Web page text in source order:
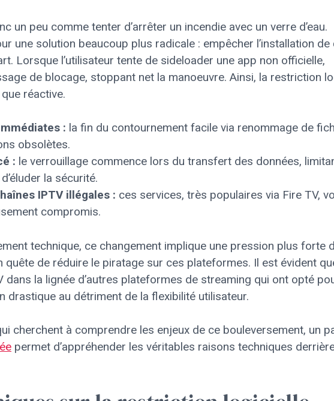
un peu comme tenter d’arrêter un incendie avec un verre d’eau.
une solution beaucoup plus radicale : empêcher l’installation de
Lorsque l’utilisateur tente de sideloader une app non officielle,
de blocage, stoppant net la manoeuvre. Ainsi, la restriction
réactive.
: la fin du contournement facile via renommage de
obsolètes.
: le verrouillage commence lors du transfert des données,
la sécurité.
IPTV illégales : ces services, très populaires via Fire TV,
compromis.
technique, ce changement implique une pression plus forte
quête de réduire le piratage sur ces plateformes. Il est évident
dans la lignée d’autres plateformes de streaming qui ont opté
drastique au détriment de la flexibilité utilisateur.
cherchent à comprendre les enjeux de ce bouleversement, un
permet d’appréhender les véritables raisons techniques